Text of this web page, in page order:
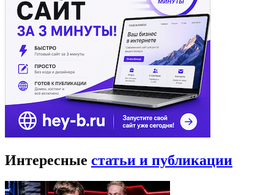
Интересные статьи и публикации